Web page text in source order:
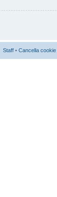
Staff • Cancella cookie